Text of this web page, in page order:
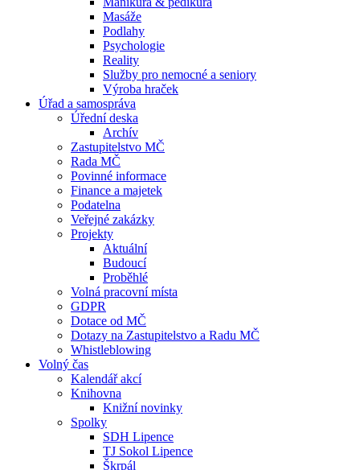
Masáže
Podlahy
Psychologie
Reality
Služby pro nemocné a seniory
Výroba hraček
Úřad a samospráva
Úřední deska
Archív
Zastupitelstvo MČ
Rada MČ
Povinné informace
Finance a majetek
Podatelna
Veřejné zakázky
Projekty
Aktuální
Budoucí
Proběhlé
Volná pracovní místa
GDPR
Dotace od MČ
Dotazy na Zastupitelstvo a Radu MČ
Whistleblowing
Volný čas
Kalendář akcí
Knihovna
Knižní novinky
Spolky
SDH Lipence
TJ Sokol Lipence
Škrpál